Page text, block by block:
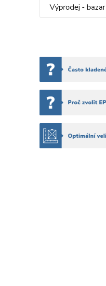
Výprodej - bazar